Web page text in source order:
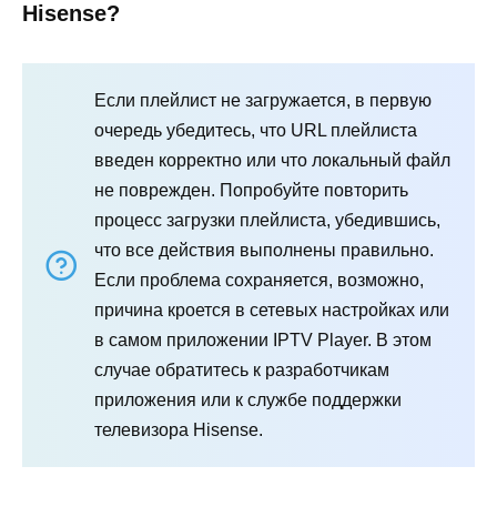
Hisense?
Если плейлист не загружается, в первую
очередь убедитесь, что URL плейлиста
введен корректно или что локальный файл
не поврежден. Попробуйте повторить
процесс загрузки плейлиста, убедившись,
что все действия выполнены правильно.
Если проблема сохраняется, возможно,
причина кроется в сетевых настройках или
в самом приложении IPTV Player. В этом
случае обратитесь к разработчикам
приложения или к службе поддержки
телевизора Hisense.